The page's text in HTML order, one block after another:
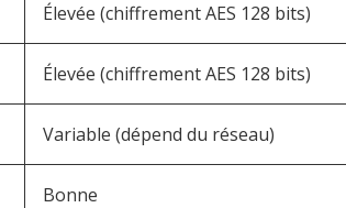
Élevée (chiffrement AES 128 bits)
Élevée (chiffrement AES 128 bits)
Variable (dépend du réseau)
Bonne